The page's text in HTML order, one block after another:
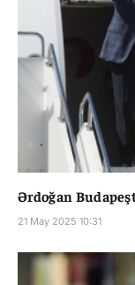
Ərdoğan
21 May 2025 10:31